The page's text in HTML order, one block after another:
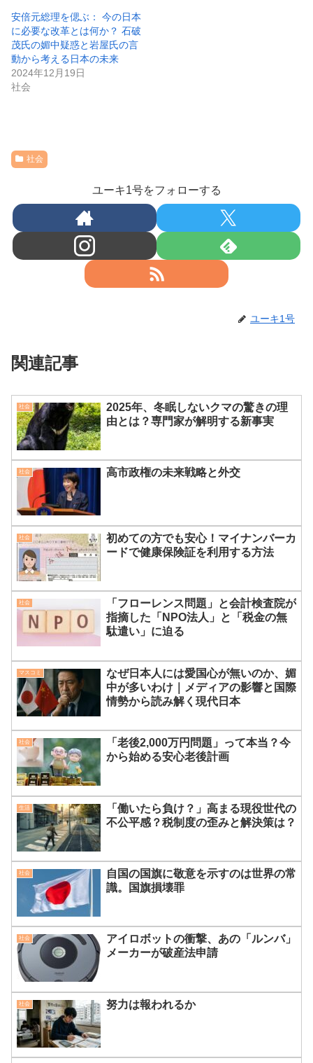
安倍元総理を偲ぶ： 今の日本
に必要な改革とは何か？ 石破
茂氏の媚中疑惑と岩屋氏の言
動から考える日本の未来
2024年12月19日
社会
社会
ユーキ1号をフォローする
ユーキ1号
関連記事
社会
2025年、冬眠しないクマの驚きの理
由とは？専門家が解明する新事実
社会 高市政権の未来戦略と外交
社会
初めての方でも安心！マイナンバーカ
ードで健康保険証を利用する方法
社会
「フローレンス問題」と会計検査院が
指摘した「NPO法人」と「税金の無
駄遣い」に迫る
マスコミ
なぜ日本人には愛国心が無いのか、媚
中が多いわけ｜メディアの影響と国際
情勢から読み解く現代日本
社会
「老後2,000万円問題」って本当？今
から始める安心老後計画
生活
「働いたら負け？」高まる現役世代の
不公平感？税制度の歪みと解決策は？
社会
自国の国旗に敬意を示すのは世界の常
識。国旗損壊罪
社会
アイロボットの衝撃、あの「ルンバ」
メーカーが破産法申請
社会 努力は報われるか